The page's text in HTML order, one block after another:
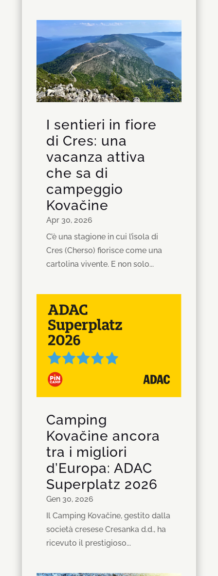
I sentieri in fiore
di Cres: una
vacanza attiva
che sa di
campeggio
Kovačine
Apr 30, 2026
C’è una stagione in cui l’isola di
Cres (Cherso) fiorisce come una
cartolina vivente. E non solo...
Camping
Kovačine ancora
tra i migliori
d’Europa: ADAC
Superplatz 2026
Gen 30, 2026
Il Camping Kovačine, gestito dalla
società cresese Cresanka d.d., ha
ricevuto il prestigioso...